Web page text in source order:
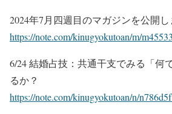
2024年7月四週目のマガジンを公開
https://note.com/kinugyokutoan/m/
6/24 結婚占技：共通干支でみる「何
るか？
https://note.com/kinugyokutoan/n/